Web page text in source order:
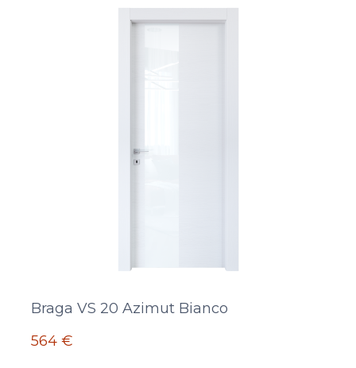
Braga VS 20 Azimut Bianco
564 €